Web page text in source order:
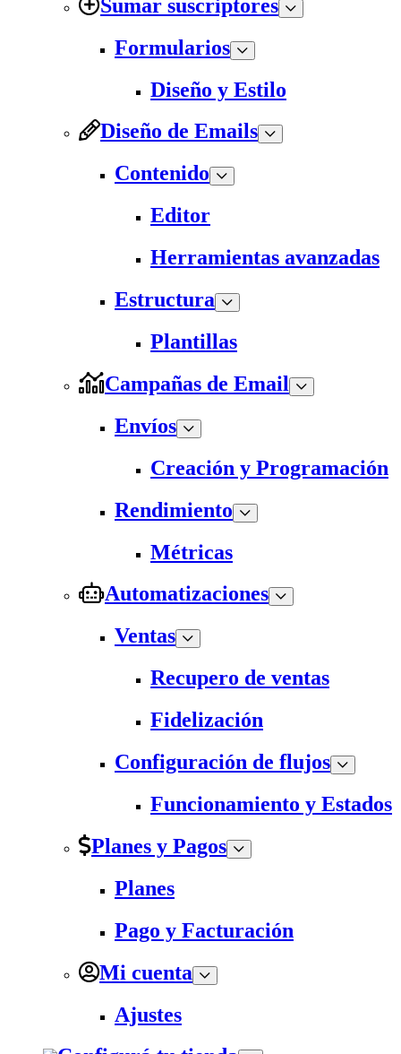
Sumar suscriptores
Formularios
Diseño y Estilo
Diseño de Emails
Contenido
Editor
Herramientas avanzadas
Estructura
Plantillas
Campañas de Email
Envíos
Creación y Programación
Rendimiento
Métricas
Automatizaciones
Ventas
Recupero de ventas
Fidelización
Configuración de flujos
Funcionamiento y Estados
Planes y Pagos
Planes
Pago y Facturación
Mi cuenta
Ajustes